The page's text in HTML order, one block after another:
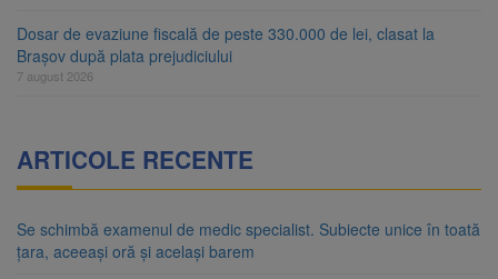
Dosar de evaziune fiscală de peste 330.000 de lei, clasat la
Brașov după plata prejudiciului
7 august 2026
ARTICOLE RECENTE
Se schimbă examenul de medic specialist. Subiecte unice în toată
țara, aceeași oră și același barem